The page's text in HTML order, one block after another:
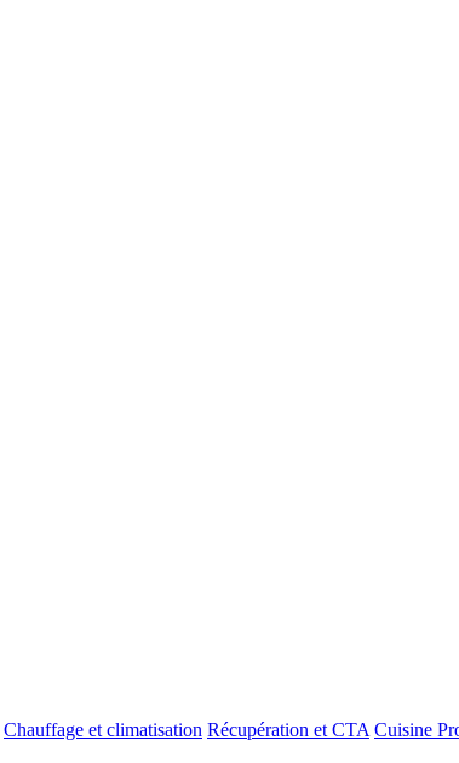
Chauffage et climatisation Récupération et CTA Cuisine